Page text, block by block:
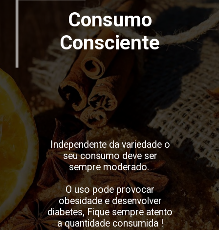
Consumo
Consciente
Independente da variedade o
seu consumo deve ser
sempre moderado.
O uso pode provocar
obesidade e desenvolver
diabetes, Fique sempre atento
a quantidade consumida !